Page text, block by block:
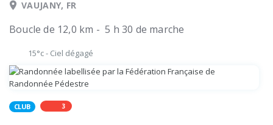
VAUJANY, FR
Boucle de 12,0 km - 5 h 30 de marche
15°c- Ciel dégagé
CLUB 3